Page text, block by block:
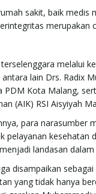
sakit, baik medis
merupakan
melalui
lain Drs. Radix
PDM Kota Malang,
(AIK) RSI Aisyiyah
para narasumber
pelayanan kesehatan
landasan
disampaikan
yang tidak hanya